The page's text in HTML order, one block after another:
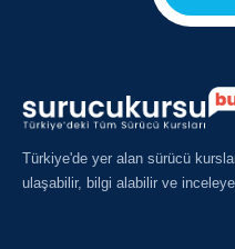
Türkiye'de yer alan sürücü
ulaşabilir, bilgi alabilir ve